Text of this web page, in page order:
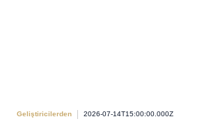
Geliştiricilerden 2026-07-14T15:00:00.000Z